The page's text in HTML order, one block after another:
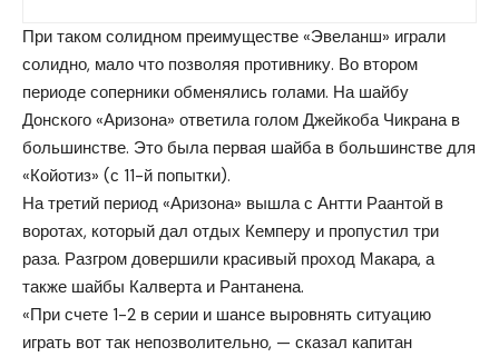
При таком солидном преимуществе «Эвеланш» играли
солидно, мало что позволяя противнику. Во втором
периоде соперники обменялись голами. На шайбу
Донского «Аризона» ответила голом Джейкоба Чикрана в
большинстве. Это была первая шайба в большинстве для
«Койотиз» (с 11-й попытки).
На третий период «Аризона» вышла с Антти Раантой в
воротах, который дал отдых Кемперу и пропустил три
раза. Разгром довершили красивый проход Макара, а
также шайбы Калверта и Рантанена.
«При счете 1-2 в серии и шансе выровнять ситуацию
играть вот так непозволительно, — сказал капитан